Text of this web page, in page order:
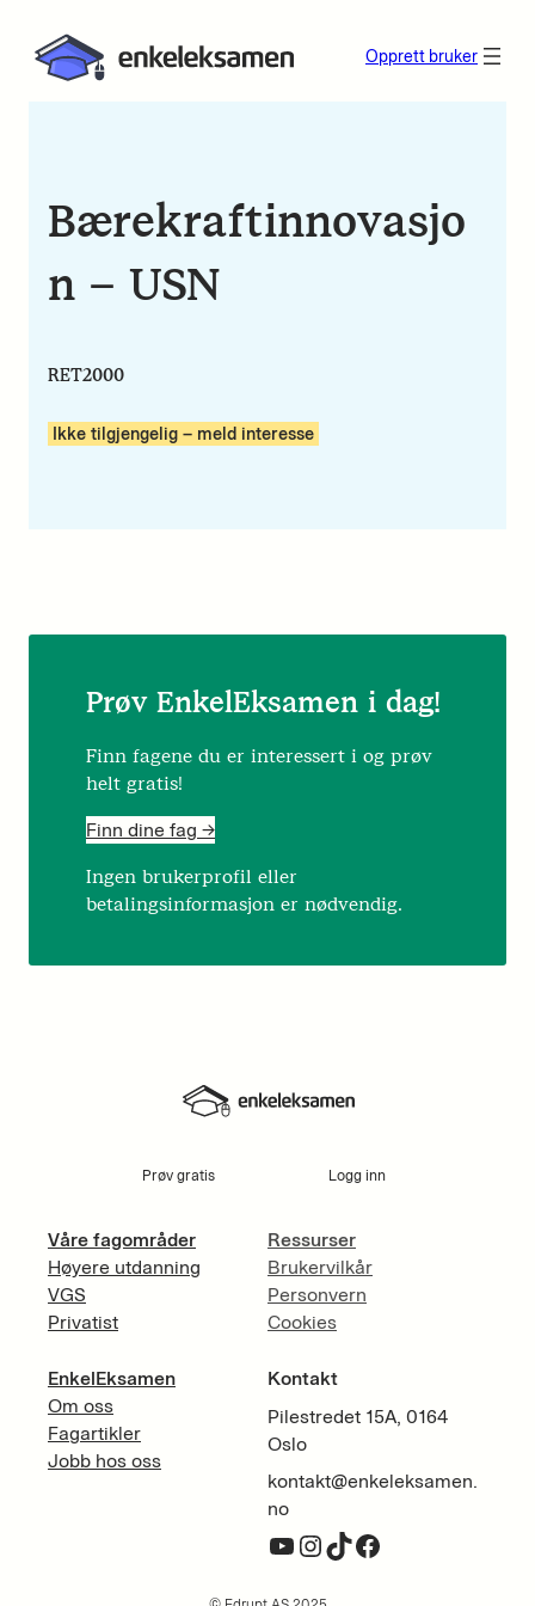
Opprett bruker
Bærekraftinnovasjo
n – USN
RET2000
Ikke tilgjengelig – meld interesse
Prøv EnkelEksamen i dag!
Finn fagene du er interessert i og prøv
helt gratis!
Finn dine fag ->
Ingen brukerprofil eller
betalingsinformasjon er nødvendig.
Prøv gratis Logg inn
Våre fagområder
Høyere utdanning
VGS
Privatist
EnkelEksamen
Om oss
Fagartikler
Jobb hos oss
Ressurser
Brukervilkår
Personvern
Cookies
Kontakt
Pilestredet 15A, 0164
Oslo
kontakt@enkeleksamen.
no
YouTube InstagramTikTok Facebook